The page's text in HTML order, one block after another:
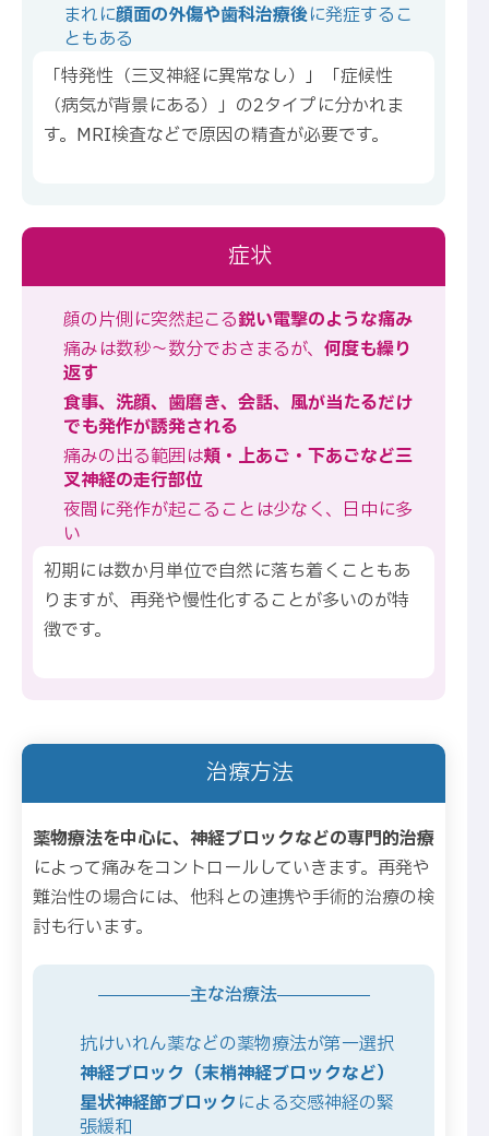
まれに顔面の外傷や歯科治療後に発症するこ
ともある
「特発性（三叉神経に異常なし）」「症候性
（病気が背景にある）」の2タイプに分かれま
す。MRI検査などで原因の精査が必要です。
症状
顔の片側に突然起こる鋭い電撃のような痛み
痛みは数秒〜数分でおさまるが、 何度も繰り
返す
食事、洗顔、歯磨き、会話、風が当たるだけ
でも発作が誘発される
痛みの出る範囲は頬・上あご・下あごなど三
叉神経の走行部位
夜間に発作が起こることは少なく、日中に多
い
初期には数か月単位で自然に落ち着くこともあ
りますが、再発や慢性化することが多いのが特
徴です。
治療方法
薬物療法を中心に、神経ブロックなどの専門的治療
によって痛みをコントロールしていきます。再発や
難治性の場合には、他科との連携や手術的治療の検
討も行います。
主な治療法
抗けいれん薬などの薬物療法が第一選択
神経ブロック（末梢神経ブロックなど）
星状神経節ブロック による交感神経の緊
張緩和